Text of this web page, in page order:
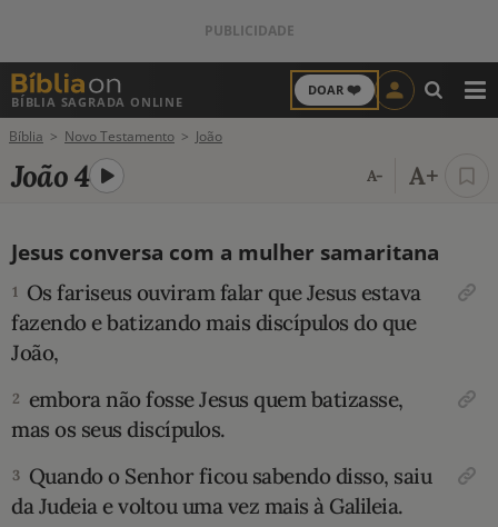
BÍBLIA SAGRADA ONLINE
DOAR ❤️
ANTIGO TESTAMENTO
VERSÍCULOS
VERSÍCULO DO DIA
PALAVRA DO DIA
SALMO DO DIA
DEVOCIONAL DIÁRIO
Bíblia Novo Testamento João
João 4 A- A+
Jesus conversa com a mulher samaritana
1 Os fariseus ouviram falar que Jesus estava
fazendo e batizando mais discípulos do que
João,
2 embora não fosse Jesus quem batizasse,
mas os seus discípulos.
3 Quando o Senhor ficou sabendo disso, saiu
da Judeia e voltou uma vez mais à Galileia.